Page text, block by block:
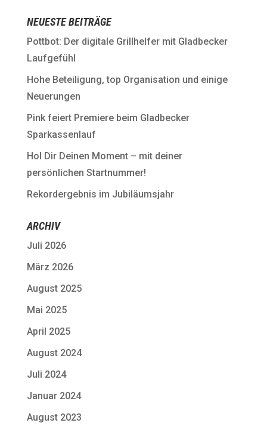
NEUESTE BEITRÄGE
Pottbot: Der digitale Grillhelfer mit Gladbecker
Laufgefühl
Hohe Beteiligung, top Organisation und einige
Neuerungen
Pink feiert Premiere beim Gladbecker
Sparkassenlauf
Hol Dir Deinen Moment – mit deiner
persönlichen Startnummer!
Rekordergebnis im Jubiläumsjahr
ARCHIV
Juli 2026
März 2026
August 2025
Mai 2025
April 2025
August 2024
Juli 2024
Januar 2024
August 2023